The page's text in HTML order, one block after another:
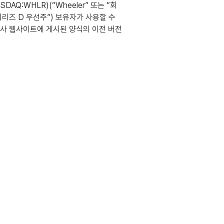
또는 “회
즈 D 우선주”) 보유자가 사용할 수
웹사이트에 게시된 양식의 이전 버전